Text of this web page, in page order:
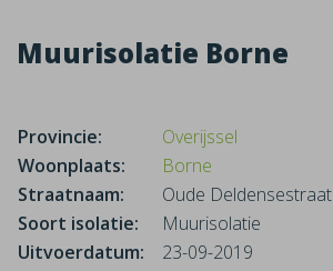
Muurisolatie Borne
Provincie:
Overijssel
Woonplaats:
Borne
Straatnaam:
Oude Deldensestraat
Soort isolatie:
Muurisolatie
Uitvoerdatum:
23-09-2019